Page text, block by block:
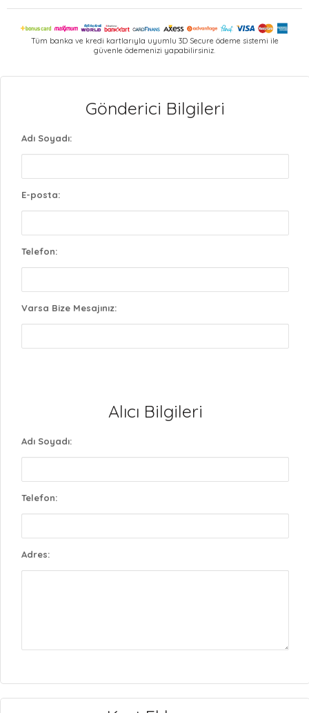
Tüm banka ve kredi kartlarıyla uyumlu 3D Secure ödeme sistemi ile
güvenle ödemenizi yapabilirsiniz.
Gönderici Bilgileri
Adı Soyadı:
E-posta:
Telefon:
Varsa Bize Mesajınız:
Alıcı Bilgileri
Adı Soyadı:
Telefon:
Adres: